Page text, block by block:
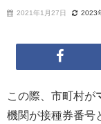
2021年1月27日 2023
この際、市町村が
機関が接種券番号